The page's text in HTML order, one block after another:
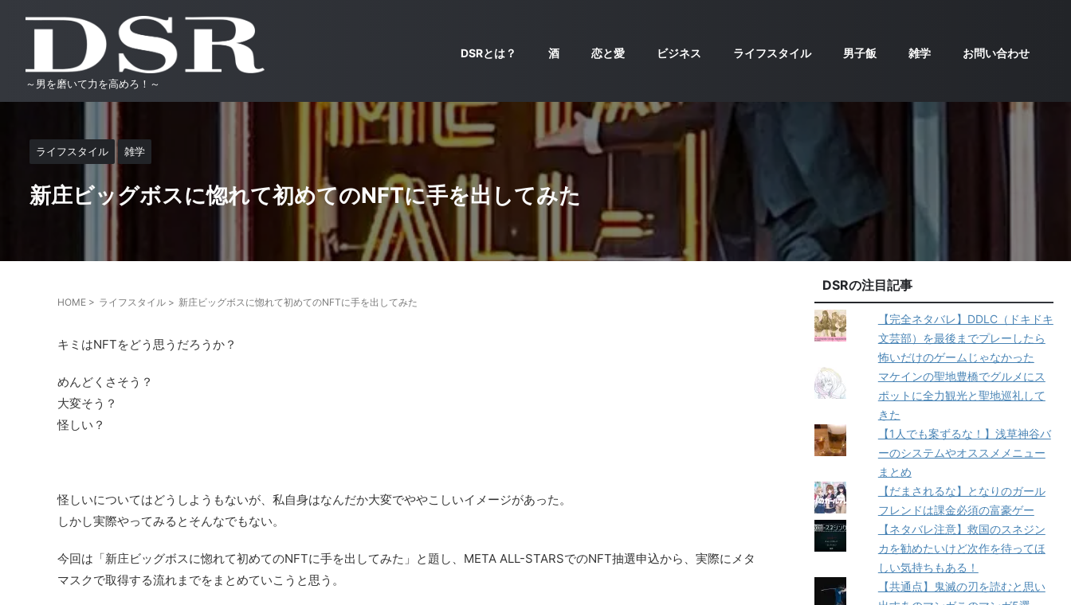
～男を磨いて力を高めろ！～
DSRとは？ 酒 恋と愛 ビジネス ライフスタイル 男子飯 雑学 お問い合わせ
ライフスタイル 雑学
新庄ビッグボスに惚れて初めてのNFTに手を出してみた
HOME > ライフスタイル > 新庄ビッグボスに惚れて初めてのNFTに手を出してみた
キミはNFTをどう思うだろうか？
めんどくさそう？
大変そう？
怪しい？
怪しいについてはどうしようもないが、私自身はなんだか大変でややこしいイメージがあった。
しかし実際やってみるとそんなでもない。
今回は「新庄ビッグボスに惚れて初めてのNFTに手を出してみた」と題し、META ALL-STARSでのNFT抽選申込から、実際にメタ
マスクで取得する流れまでをまとめていこうと思う。
DSRの注目記事
【完全ネタバレ】DDLC（ドキドキ
文芸部）を最後までプレーしたら
怖いだけのゲームじゃなかった
マケインの聖地豊橋でグルメにス
ポットに全力観光と聖地巡礼して
きた
【1人でも案ずるな！】浅草神谷バ
ーのシステムやオススメメニュー
まとめ
【だまされるな】となりのガール
フレンドは課金必須の富豪ゲー
【ネタバレ注意】救国のスネジン
カを勧めたいけど次作を待ってほ
しい気持ちもある！
【共通点】鬼滅の刃を読むと思い